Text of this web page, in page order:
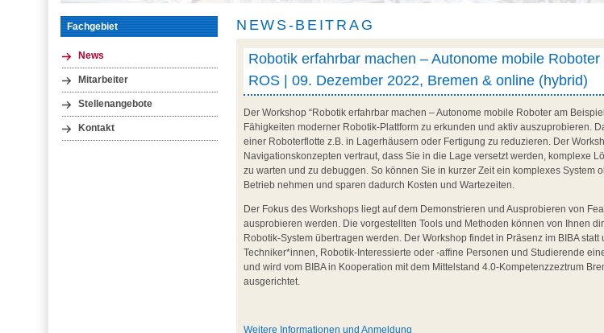
Fachgebiet
News
Mitarbeiter
Stellenangebote
Kontakt
NEWS-BEITRAG
Robotik erfahrbar machen – Autonome mobile
ROS | 09. Dezember 2022, Bremen & online (hybrid)
Der Workshop “Robotik erfahrbar machen – Autonome mobile Roboter am
Fähigkeiten moderner Robotik-Plattform zu erkunden und aktiv auszuprobieren.
einer Roboterflotte z.B. in Lagerhäusern oder Fertigung zu reduzieren. Der
Navigationskonzepten vertraut, dass Sie in die Lage versetzt werden, komplexe
zu warten und zu debuggen. So können Sie in kurzer Zeit ein komplexes System
Betrieb nehmen und sparen dadurch Kosten und Wartezeiten.
Der Fokus des Workshops liegt auf dem Demonstrieren und Ausprobieren von
ausprobieren werden. Die vorgestellten Tools und Methoden können von Ihnen
Robotik-System übertragen werden. Der Workshop findet in Präsenz im BIBA
Techniker*innen, Robotik-Interessierte oder -affine Personen und Studierende
und wird vom BIBA in Kooperation mit dem Mittelstand 4.0-Kompetenzzeztrum
ausgerichtet.
Weitere Informationen und Anmeldung